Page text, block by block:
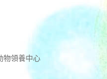
物領養中心